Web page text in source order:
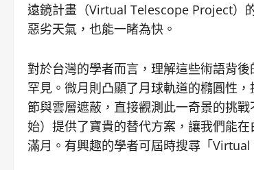
遠鏡計畫（Virtual Telescope Project）
惡劣天氣，也能一睹為快。
對於台灣的學者而言，理解這些術語背
罕見。微月則凸顯了月球軌道的橢圓性
節與雲層遮蔽，直接觀測此一奇景的挑
始）提供了寶貴的替代方案，讓我們能
滿月。有興趣的學者可屆時搜尋「